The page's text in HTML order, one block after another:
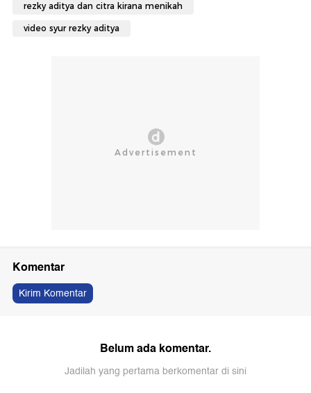
rezky aditya dan citra kirana menikah
video syur rezky aditya
Komentar
Kirim Komentar
Belum ada komentar.
Jadilah yang pertama berkomentar di sini